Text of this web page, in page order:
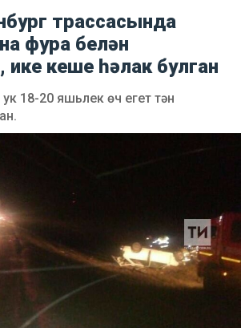
трассасында
фура белән
ике кеше һәлак булган
18-20 яшьлек өч егет тән